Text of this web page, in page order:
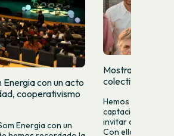
Energia con un acto
cooperativismo
Energia con un
Mostramos
colectivamente
Hemos lanzado
captación para
invitar a más
Con ella